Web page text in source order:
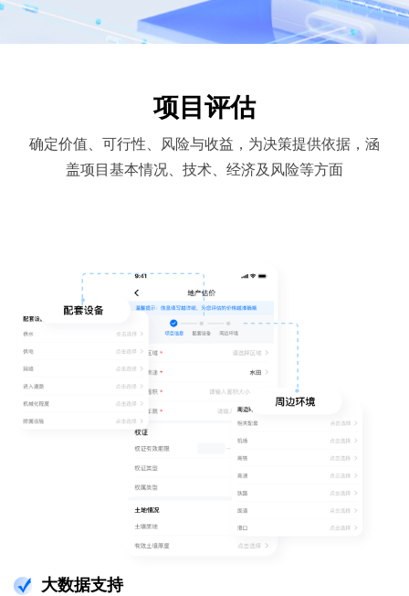
项目评估
确定价值、可行性、风险与收益，为决策提供依据，涵
盖项目基本情况、技术、经济及风险等方面
大数据支持